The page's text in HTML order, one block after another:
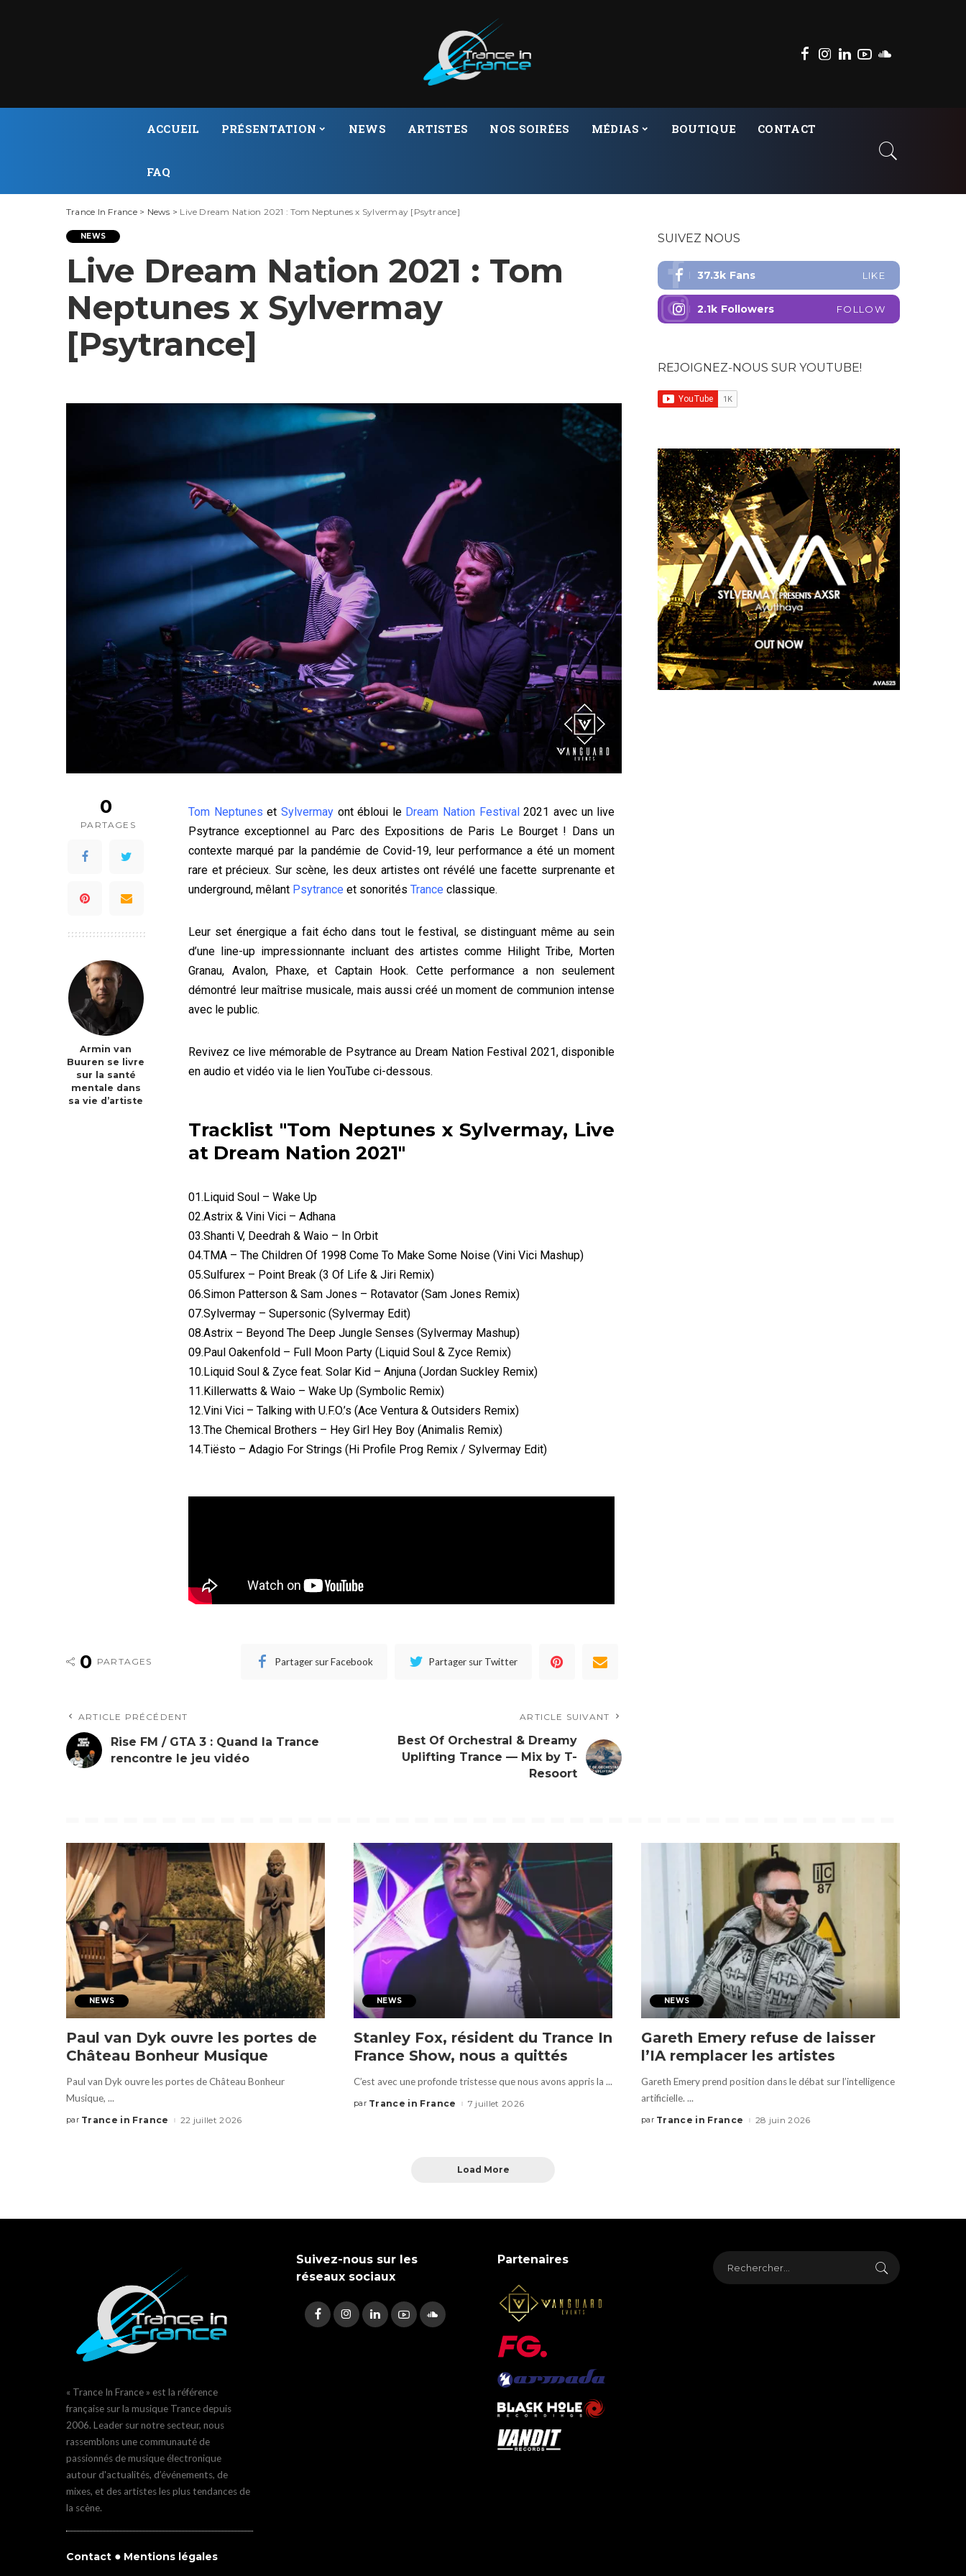
ACCUEIL PRÉSENTATION NEWS ARTISTES NOS SOIRÉES MÉDIAS BOUTIQUE CONTACT
FAQ
Trance In France> News > Live Dream Nation 2021 : Tom Neptunes x Sylvermay [Psytrance]
NEWS
Live Dream Nation 2021 : Tom
Neptunes x Sylvermay
[Psytrance]
0
PARTAGES
Armin van
Buuren se livre
sur la santé
mentale dans
sa vie d’artiste
Tom Neptunes et Sylvermayont ébloui le Dream Nation Festival 2021 avec un live
Psytrance exceptionnel au Parc des Expositions de Paris Le Bourget ! Dans un
contexte marqué par la pandémie de Covid-19, leur performance a été un moment
rare et précieux. Sur scène, les deux artistes ont révélé une facette surprenante et
underground, mêlant Psytrance et sonorités Trance classique.
Leur set énergique a fait écho dans tout le festival, se distinguant même au sein
d’une line-up impressionnante incluant des artistes comme Hilight Tribe, Morten
Granau, Avalon, Phaxe, et Captain Hook. Cette performance a non seulement
démontré leur maîtrise musicale, mais aussi créé un moment de communion intense
avec le public.
Revivez ce live mémorable de Psytrance au Dream Nation Festival 2021, disponible
en audio et vidéo via le lien YouTube ci-dessous.
Tracklist "Tom Neptunes x Sylvermay, Live
at Dream Nation 2021"
01.Liquid Soul – Wake Up
02.Astrix & Vini Vici – Adhana
03.Shanti V, Deedrah & Waio – In Orbit
04.TMA – The Children Of 1998 Come To Make Some Noise (Vini Vici Mashup)
05.Sulfurex – Point Break (3 Of Life & Jiri Remix)
06.Simon Patterson & Sam Jones – Rotavator (Sam Jones Remix)
07.Sylvermay – Supersonic (Sylvermay Edit)
08.Astrix – Beyond The Deep Jungle Senses (Sylvermay Mashup)
09.Paul Oakenfold – Full Moon Party (Liquid Soul & Zyce Remix)
10.Liquid Soul & Zyce feat. Solar Kid – Anjuna (Jordan Suckley Remix)
11.Killerwatts & Waio – Wake Up (Symbolic Remix)
12.Vini Vici – Talking with U.F.O.’s (Ace Ventura & Outsiders Remix)
13.The Chemical Brothers – Hey Girl Hey Boy (Animalis Remix)
14.Tiësto – Adagio For Strings (Hi Profile Prog Remix / Sylvermay Edit)
0 PARTAGES Partager sur Facebook Partager sur Twitter
ARTICLE PRÉCÉDENT
Rise FM / GTA 3 : Quand la Trance
rencontre le jeu vidéo
ARTICLE SUIVANT
Best Of Orchestral & Dreamy
Uplifting Trance — Mix by T-
Resoort
SUIVEZ NOUS
37.3k Fans LIKE
2.1k Followers FOLLOW
REJOIGNEZ-NOUS SUR YOUTUBE!
NEWS
Paul van Dyk ouvre les portes de
Château Bonheur Musique
Paul van Dyk ouvre les portes de Château Bonheur
Musique, ...
par Trance in France 22 juillet 2026
NEWS
Stanley Fox, résident du Trance In
France Show, nous a quittés
C’est avec une profonde tristesse que nous avons appris la ...
par Trance in France 7 juillet 2026
NEWS
Gareth Emery refuse de laisser
l’IA remplacer les artistes
Gareth Emery prend position dans le débat sur l’intelligence
artificielle. ...
par Trance in France 28 juin 2026
Load More
« Trance In France » est la référence
française sur la musique Trance depuis
2006. Leader sur notre secteur, nous
rassemblons une communauté de
passionnés de musique électronique
autour d'actualités, d’événements, de
mixes, et des artistes les plus tendances de
la scène.
Contact ● Mentions légales
Suivez-nous sur les
réseaux sociaux
Partenaires